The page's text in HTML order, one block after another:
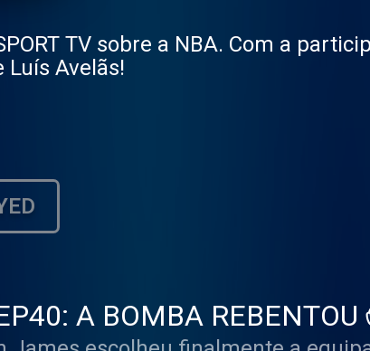
TV sobre a NBA. Com a
Luís Avelãs!
A BOMBA REBENTOU